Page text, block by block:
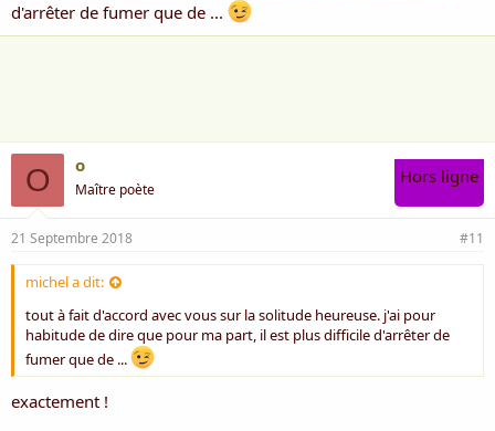
d'arrêter de fumer que de ...
O o
Maître poète
Hors ligne
21 Septembre 2018 #11
michel a dit:
tout à fait d'accord avec vous sur la solitude heureuse. j'ai pour
habitude de dire que pour ma part, il est plus difficile d'arrêter de
fumer que de ...
exactement !